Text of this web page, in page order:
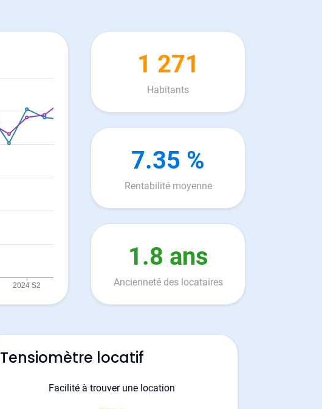
1 271
Habitants
7.35 %
Rentabilité moyenne
1.8 ans
Ancienneté des locataires
Tensiomètre locatif
Facilité à trouver une location